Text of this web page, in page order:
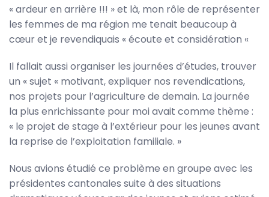
« ardeur en arrière !!! » et là, mon rôle de représenter
les femmes de ma région me tenait beaucoup à
cœur et je revendiquais « écoute et considération «
Il fallait aussi organiser les journées d’études, trouver
un « sujet « motivant, expliquer nos revendications,
nos projets pour l’agriculture de demain. La journée
la plus enrichissante pour moi avait comme thème :
« le projet de stage à l’extérieur pour les jeunes avant
la reprise de l’exploitation familiale. »
Nous avions étudié ce problème en groupe avec les
présidentes cantonales suite à des situations